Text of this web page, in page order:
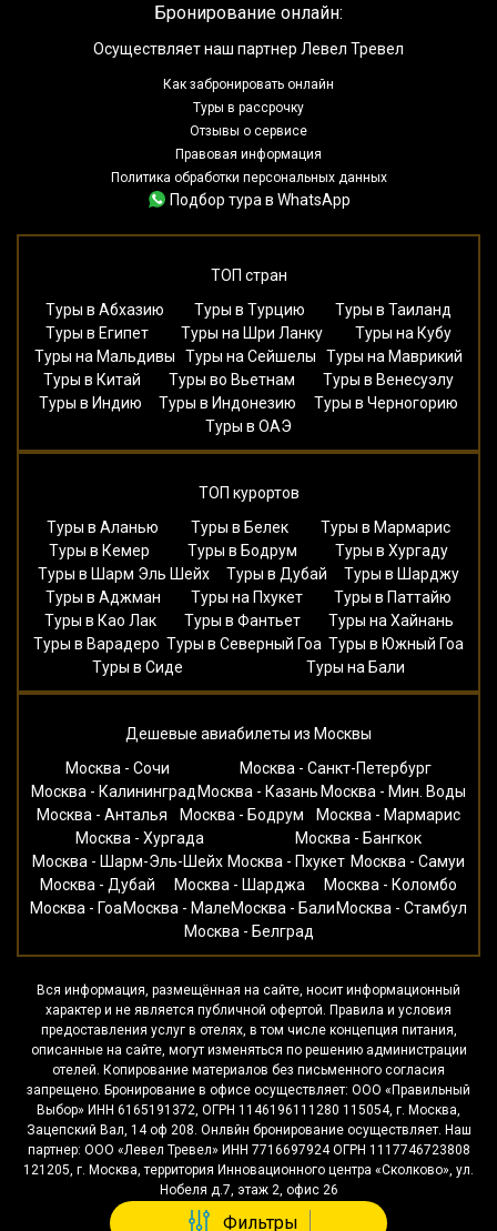
Фильтры
Бронирование онлайн:
Осуществляет наш партнер Левел Тревел
Как забронировать онлайн
Туры в рассрочку
Отзывы о сервисе
Правовая информация
Политика обработки персональных данных
Подбор тура в WhatsApp
ТОП стран
Туры в Абхазию
Туры в Турцию
Туры в Таиланд
Туры в Египет
Туры на Шри Ланку
Туры на Кубу
Туры на Мальдивы
Туры на Сейшелы
Туры на Маврикий
Туры в Китай
Туры во Вьетнам
Туры в Венесуэлу
Туры в Индию
Туры в Индонезию
Туры в Черногорию
Туры в ОАЭ
ТОП курортов
Туры в Аланью
Туры в Белек
Туры в Мармарис
Туры в Кемер
Туры в Бодрум
Туры в Хургаду
Туры в Шарм Эль Шейх
Туры в Дубай
Туры в Шарджу
Туры в Аджман
Туры на Пхукет
Туры в Паттайю
Туры в Као Лак
Туры в Фантьет
Туры на Хайнань
Туры в Варадеро Туры в Северный Гоа Туры в Южный Гоа
Туры в Сиде
Туры на Бали
Дешевые авиабилеты из Москвы
Москва - Сочи
Москва - Санкт-Петербург
Москва - КалининградМосква - КазаньМосква - Мин. Воды
Москва - Анталья
Москва - Бодрум
Москва - Мармарис
Москва - Хургада
Москва - Бангкок
Москва - Шарм-Эль-Шейх Москва - Пхукет Москва - Самуи
Москва - Дубай
Москва - Шарджа
Москва - Коломбо
Москва - ГоаМосква - МалеМосква - БалиМосква - Стамбул
Москва - Белград
Вся информация, размещённая на сайте, носит информационный
характер и не является публичной офертой. Правила и условия
предоставления услуг в отелях, в том числе концепция питания,
описанные на сайте, могут изменяться по решению администрации
отелей. Копирование материалов без письменного согласия
запрещено. Бронирование в офисе осуществляет: ООО «Правильный
Выбор» ИНН 6165191372, ОГРН 1146196111280 115054, г. Москва,
Зацепский Вал, 14 оф 208. Онлвйн бронирование осуществляет. Наш
партнер: ООО «Левел Тревел» ИНН 7716697924 ОГРН 1117746723808
121205, г. Москва, территория Инновационного центра «Сколково», ул.
Нобеля д.7, этаж 2, офис 26